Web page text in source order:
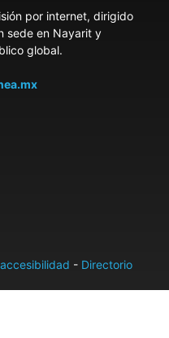
por internet, dirigido
sede en Nayarit y
global.
- Directorio